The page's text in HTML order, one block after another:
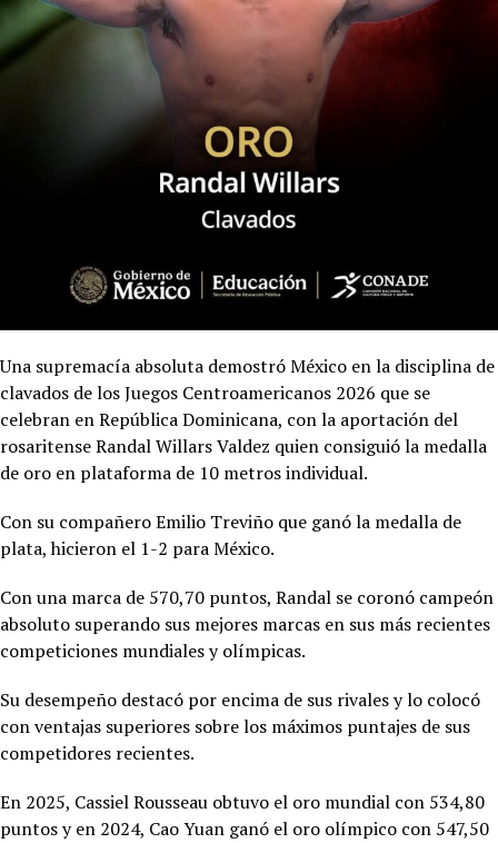
Una supremacía absoluta demostró México en la disciplina de
clavados de los Juegos Centroamericanos 2026 que se
celebran en República Dominicana, con la aportación del
rosaritense Randal Willars Valdez quien consiguió la medalla
de oro en plataforma de 10 metros individual.
Con su compañero Emilio Treviño que ganó la medalla de
plata, hicieron el 1-2 para México.
Con una marca de 570,70 puntos, Randal se coronó campeón
absoluto superando sus mejores marcas en sus más recientes
competiciones mundiales y olímpicas.
Su desempeño destacó por encima de sus rivales y lo colocó
con ventajas superiores sobre los máximos puntajes de sus
competidores recientes.
En 2025, Cassiel Rousseau obtuvo el oro mundial con 534,80
puntos y en 2024, Cao Yuan ganó el oro olímpico con 547,50